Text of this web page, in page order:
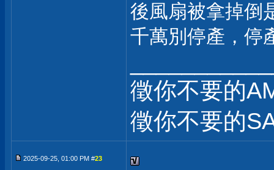
後風扇被拿掉倒
千萬別停產，停
徵你不要的
徵你不要的
2025-09-25, 01:00 PM #23